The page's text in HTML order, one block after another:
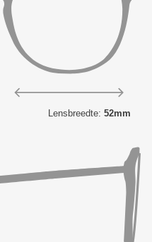
Lensbreedte: 52mm